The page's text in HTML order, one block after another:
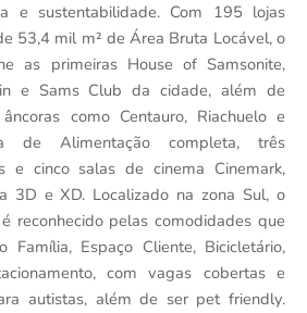
e sustentabilidade. Com 195 lojas
53,4 mil m² de Área Bruta Locável, o
as primeiras House of Samsonite,
e Sams Club da cidade, além de
como Centauro, Riachuelo e
de Alimentação completa, três
e cinco salas de cinema Cinemark,
3D e XD. Localizado na zona Sul, o
reconhecido pelas comodidades que
Família, Espaço Cliente, Bicicletário,
com vagas cobertas e
autistas, além de ser pet friendly.